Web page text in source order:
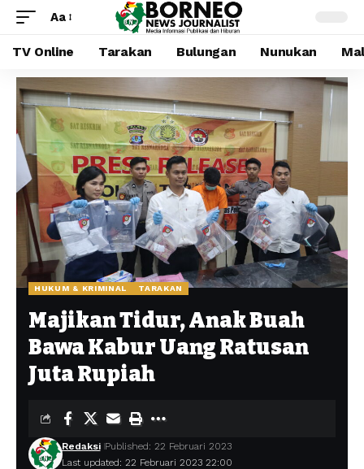
Aa
TV Online Tarakan Bulungan Nunukan
HUKUM & KRIMINAL TARAKAN
Majikan Tidur, Anak Buah
Bawa Kabur Uang Ratusan
Juta Rupiah
Last updated: 22 Februari 2023 22:00
Redaksi Published: 22 Februari 2023